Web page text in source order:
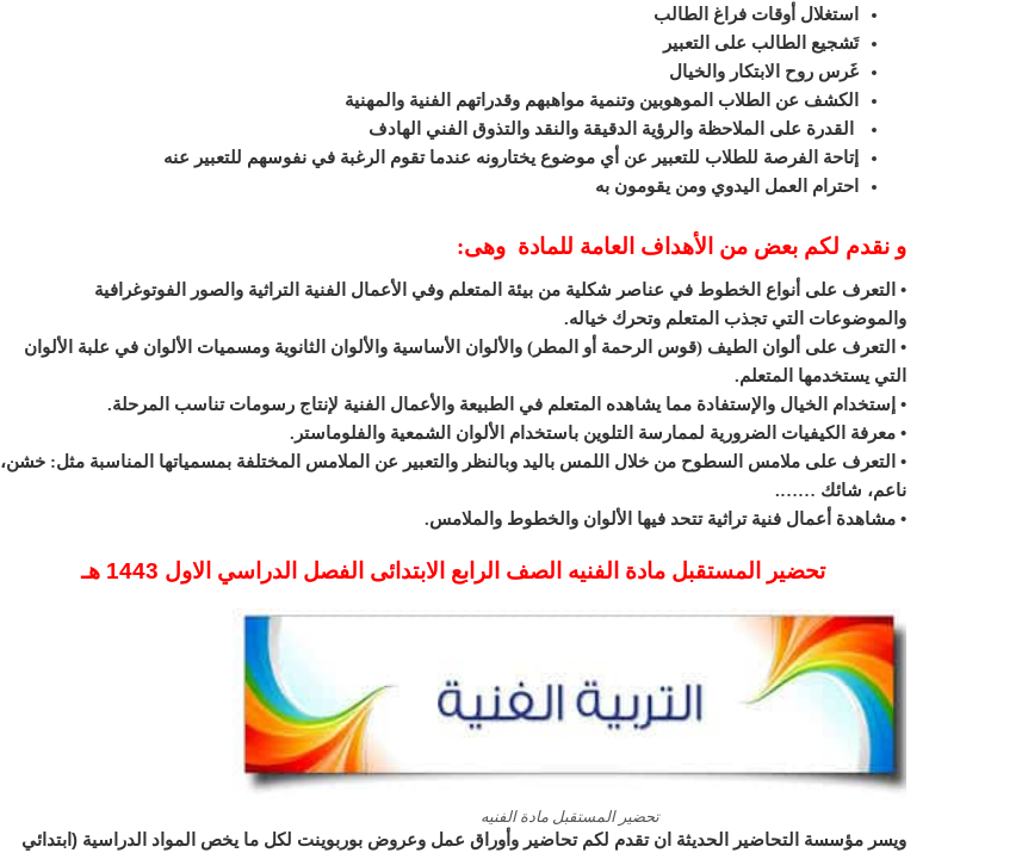
استغلال أوقات فراغ الطالب
تَشجيع الطالب على التعبير
غَرس روح الابتكار والخيال
الكشف عن الطلاب الموهوبين وتنمية مواهبهم وقدراتهم الفنية والمهنية
القدرة على الملاحظة والرؤية الدقيقة والنقد والتذوق الفني الهادف
إتاحة الفرصة للطلاب للتعبير عن أي موضوع يختارونه عندما تقوم الرغبة في نفوسهم للتعبير عنه
احترام العمل اليدوي ومن يقومون به
و نقدم لكم بعض من الأهداف العامة للمادة وهى:
• التعرف على أنواع الخطوط في عناصر شكلية من بيئة المتعلم وفي الأعمال الفنية التراثية والصور الفوتوغرافية
والموضوعات التي تجذب المتعلم وتحرك خياله.
• التعرف على ألوان الطيف (قوس الرحمة أو المطر) والألوان الأساسية والألوان الثانوية ومسميات الألوان في علبة الألوان
التي يستخدمها المتعلم.
• إستخدام الخيال والإستفادة مما يشاهده المتعلم في الطبيعة والأعمال الفنية لإنتاج رسومات تناسب المرحلة.
• معرفة الكيفيات الضرورية لممارسة التلوين باستخدام الألوان الشمعية والفلوماستر.
• التعرف على ملامس السطوح من خلال اللمس باليد وبالنظر والتعبير عن الملامس المختلفة بمسمياتها المناسبة مثل: خشن،
ناعم، شائك …….
• مشاهدة أعمال فنية تراثية تتحد فيها الألوان والخطوط والملامس.
تحضير المستقبل مادة الفنيه الصف الرابع الابتدائى الفصل الدراسي الاول 1443 هـ
تحضير المستقبل مادة الفنيه
ويسر مؤسسة التحاضير الحديثة ان تقدم لكم تحاضير وأوراق عمل وعروض بوربوينت لكل ما يخص المواد الدراسية (ابتدائي